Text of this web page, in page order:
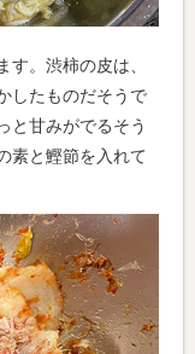
。渋柿の皮は、
したものだそうで
と甘みがでるそう
素と鰹節を入れて